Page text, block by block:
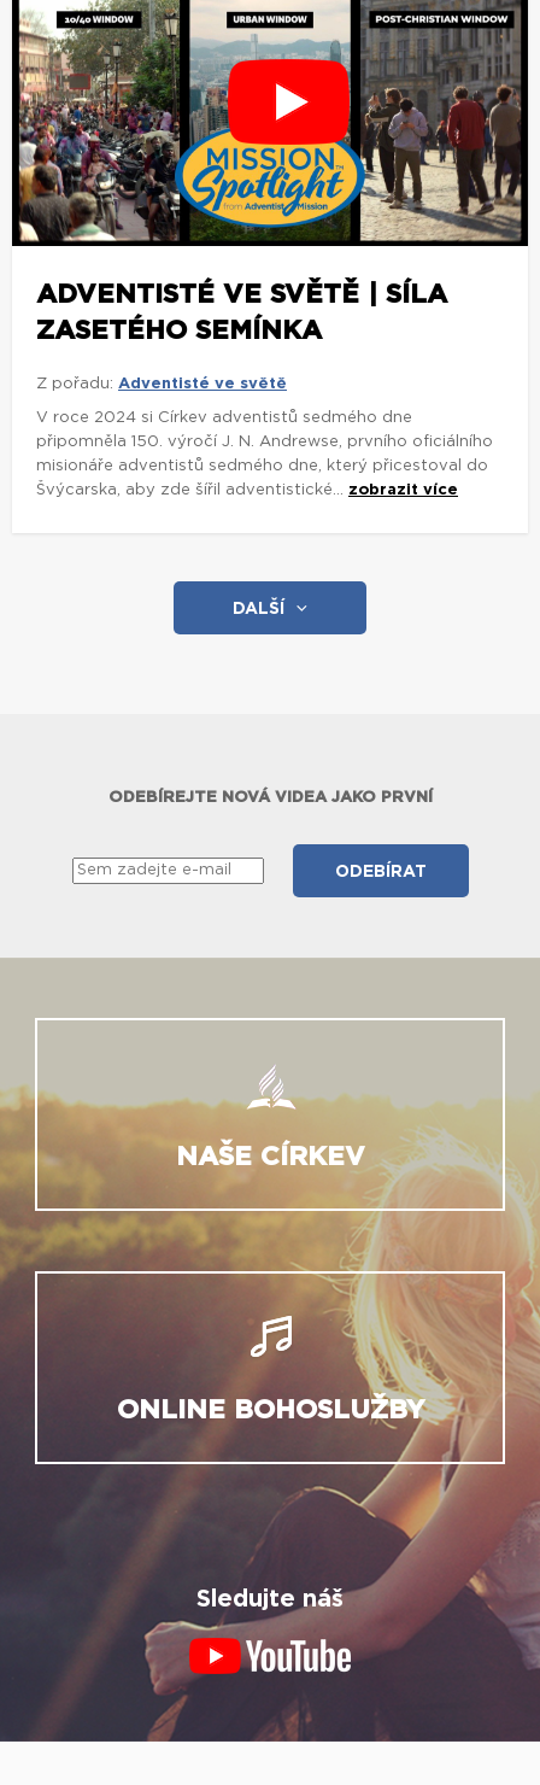
ADVENTISTÉ VE SVĚTĚ | SÍLA
ZASETÉHO SEMÍNKA
Z pořadu: Adventisté ve světě
V roce 2024 si Církev adventistů sedmého dne
připomněla 150. výročí J. N. Andrewse, prvního oficiálního
misionáře adventistů sedmého dne, který přicestoval do
Švýcarska, aby zde šířil adventistické... zobrazit více
DALŠÍ
ODEBÍREJTE NOVÁ VIDEA JAKO PRVNÍ
NAŠE CÍRKEV
ONLINE BOHOSLUŽBY
Sledujte náš